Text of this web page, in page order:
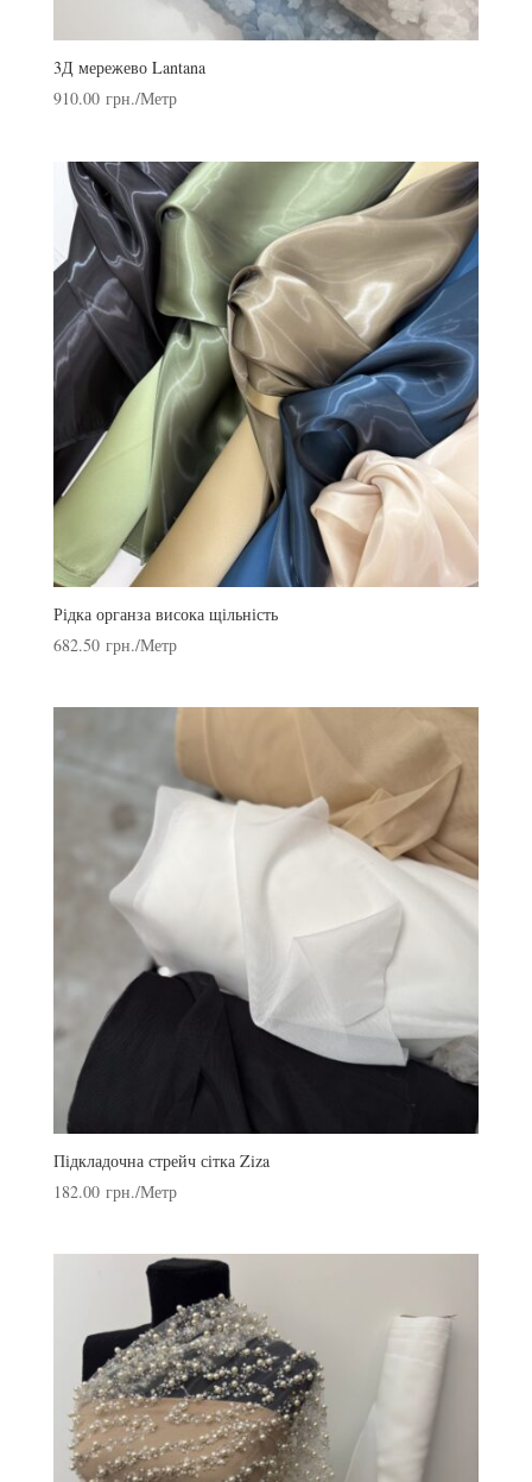
3Д мережево Lantana
910.00 грн./Метр
Рідка органза висока щільність
682.50 грн./Метр
Підкладочна стрейч сітка Ziza
182.00 грн./Метр